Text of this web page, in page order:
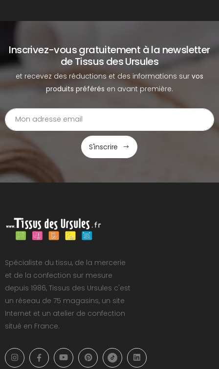
Inscrivez-vous gratuitement à la newsletter
de Tissus des Ursules
et recevez des réductions et des informations sur vos
produits préférés en avant première.
S'inscrire
Spécialiste du tissu, de la mercerie
et de la confection sur mesure
depuis 1986, Tissus des Ursules c'est
un réseau de 75 magasins, un site
Internet et un atelier de confection
situé en France.